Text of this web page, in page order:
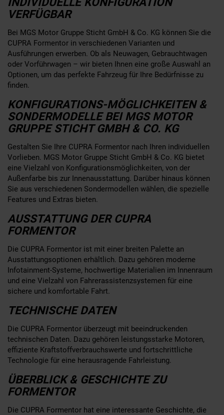
VERFÜGBAR
Bei MGS Motor Gruppe Sticht GmbH & Co. KG können Sie die
CUPRA Formentor in verschiedenen Varianten und
Ausführungen erwerben. Ob als Neuwagen, Gebrauchtwagen
oder Vorführwagen – wir bieten Ihnen eine große Auswahl an
Optionen, um das perfekte Fahrzeug für Ihre Bedürfnisse zu
finden.
KONFIGURATIONS-MÖGLICHKEITEN &
SONDERMODELLE BEI MGS MOTOR
GRUPPE STICHT GMBH & CO. KG
Gestalten Sie Ihre CUPRA Formentor nach Ihren individuellen
Vorlieben. MGS Motor Gruppe Sticht GmbH & Co. KG bietet
eine Vielzahl von Konfigurationsmöglichkeiten, von der
Außenfarbe bis zur Innenausstattung. Darüber hinaus können
Sie aus verschiedenen Sondermodellen wählen, die spezielle
Features und Extras bieten.
AUSSTATTUNG DER CUPRA
FORMENTOR
Die CUPRA Formentor ist mit einer breiten Palette an
Ausstattungsoptionen erhältlich. Dazu gehören moderne
Infotainment-Systeme, hochwertige Materialien im Innenraum
und eine Vielzahl von Fahrerassistenzsystemen für eine
sichere und komfortable Fahrt.
TECHNISCHE DATEN
Die CUPRA Formentor überzeugt mit beeindruckenden
technischen Daten. Dazu gehören leistungsstarke Motoren,
effiziente Kraftstoffverbrauchswerte und fortschrittliche
Technologie für eine herausragende Fahrleistung.
ÜBERBLICK & GESCHICHTE ZU
FORMENTOR
Die CUPRA Formentor hat eine interessante Geschichte, die